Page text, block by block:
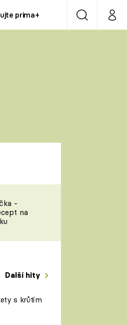
prima+ VyhledáváníMůj
LAJK
nás
-
na
Další hity
s krůtím